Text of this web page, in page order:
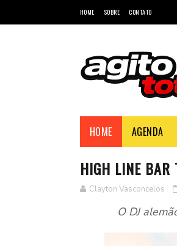
HOME SOBRE CONTATO
HOME AGENDA
HIGH LINE BAR
Clayton Vasconcelos
O DJ